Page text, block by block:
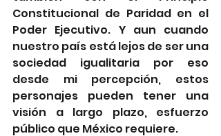
Constitucional de Paridad en el
Poder Ejecutivo. Y aun cuando
nuestro país está lejos de ser una
sociedad igualitaria por eso
desde mi percepción, estos
personajes pueden tener una
visión a largo plazo, esfuerzo
público que México requiere.